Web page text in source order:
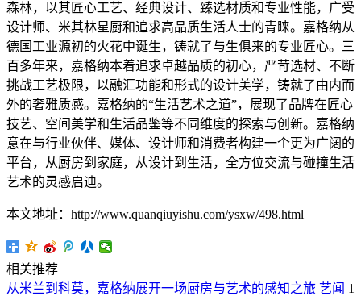
森林，以其匠心工艺、经典设计、臻选材质和专业性能，广受
设计师、米其林星厨和追求高品质生活人士的青睐。嘉格纳从
德国工业源初的火花中诞生，铸就了与生俱来的专业匠心。三
百多年来，嘉格纳本着追求卓越品质的初心，严苛选材、不断
挑战工艺极限，以融汇功能和形式的设计美学，铸就了由内而
外的奢雅质感。嘉格纳的“生活艺术之道”，展现了品牌在匠心
技艺、空间美学和生活品鉴等不同维度的探索与创新。嘉格纳
意在与行业伙伴、媒体、设计师和消费者构建一个更为广阔的
平台，从厨房到家庭，从设计到生活，全方位交流与碰撞生活
艺术的灵感启迪。
本文地址：http://www.quanqiuyishu.com/ysxw/498.html
相关推荐
从米兰到科莫，嘉格纳展开一场厨房与艺术的感知之旅 艺闻 1